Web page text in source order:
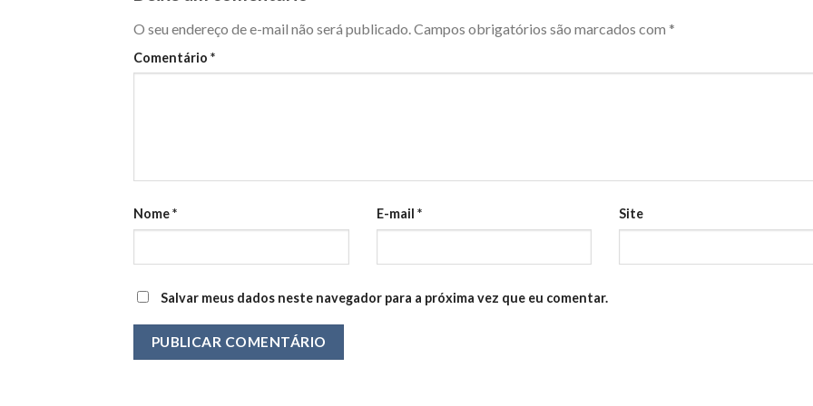
O seu endereço de e-mail não será publicado. Campos obrigatórios são marcados com *
Comentário *
Nome* E-mail * Site
Salvar meus dados neste navegador para a próxima vez que eu comentar.